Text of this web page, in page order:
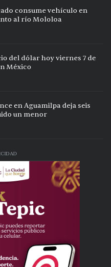
consume vehículo en
al río Mololoa
del dólar hoy viernes 7 de
México
en Aguamilpa deja seis
un menor